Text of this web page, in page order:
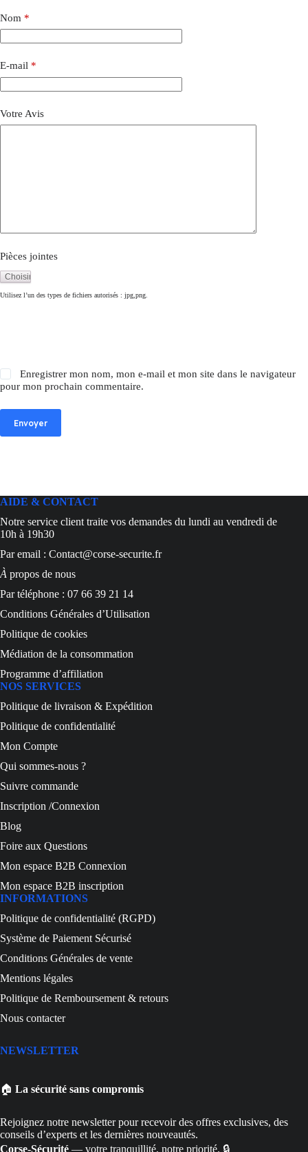
Nom *
E-mail *
Votre Avis
Pièces jointes
Utilisez l’un des types de fichiers autorisés : jpg,png.
Enregistrer mon nom, mon e-mail et mon site dans le navigateur
pour mon prochain commentaire.
Envoyer
AIDE & CONTACT
Notre service client traite vos demandes du lundi au vendredi de
10h à 19h30
Par email : Contact@corse-securite.fr
À propos de nous
Par téléphone : 07 66 39 21 14
Conditions Générales d’Utilisation
Politique de cookies
Médiation de la consommation
Programme d’affiliation
NOS SERVICES
Politique de livraison & Expédition
Politique de confidentialité
Mon Compte
Qui sommes-nous ?
Suivre commande
Inscription /Connexion
Blog
Foire aux Questions
Mon espace B2B Connexion
Mon espace B2B inscription
INFORMATIONS
Politique de confidentialité (RGPD)
Système de Paiement Sécurisé
Conditions Générales de vente
Mentions légales
Politique de Remboursement & retours
Nous contacter
NEWSLETTER
🏠 La sécurité sans compromis
Rejoignez notre newsletter pour recevoir des offres exclusives, des
conseils d’experts et les dernières nouveautés.
Corse-Sécurité — votre tranquillité, notre priorité. 🔒